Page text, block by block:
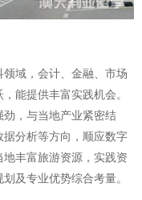
域，会计、金融、市场
能提供丰富实践机会。
，与当地产业紧密结
分析等方向，顺应数字
丰富旅游资源，实践资
及专业优势综合考量。